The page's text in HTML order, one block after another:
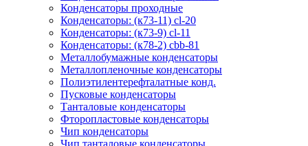
Конденсаторы проходные
Конденсаторы: (к73-11) cl-20
Конденсаторы: (к73-9) cl-11
Конденсаторы: (к78-2) cbb-81
Металлобумажные конденсаторы
Металлопленочные конденсаторы
Полиэтилентерефталатные конд.
Пусковые конденсаторы
Танталовые конденсаторы
Фторопластовые конденсаторы
Чип конденсаторы
Чип танталовые конденсаторы